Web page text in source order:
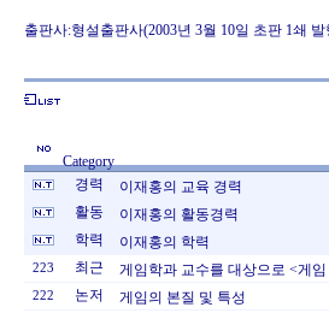
출판사:형설출판사(2003년 3월 10일 초판 1쇄 발
Category
경력
이재홍의 교육 경력
활동
이재홍의 활동경력
학력
이재홍의 학력
223 최근 게임학과 교수를 대상으로 <게
222 논저 게임의 본질 및 특성